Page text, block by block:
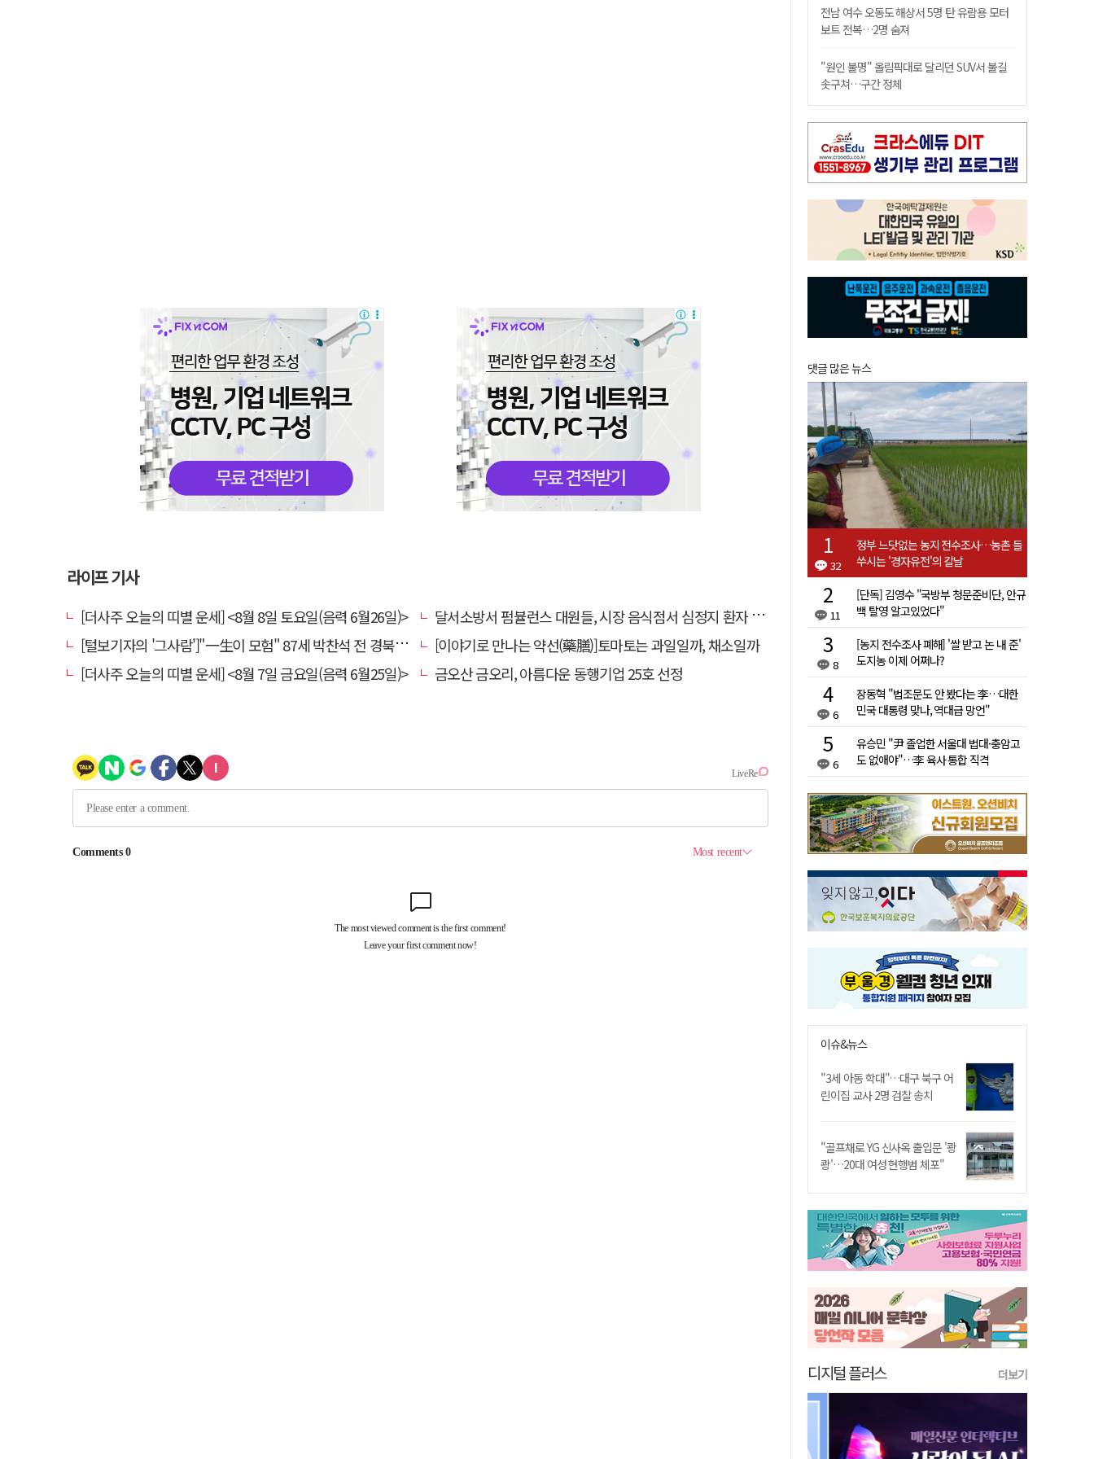
라이프 기사
[더사주 오늘의 띠별 운세] <8월 8일 토요일(음력 6월26일)>
달서소방서 펌뷸런스 대원들, 시장 음식점서 심정지 환자 생명 살려
[털보기자의 '그사람']"一生이 모험" 87세 박찬석 전 경북대 총장
[이야기로 만나는 약선(藥膳)]토마토는 과일일까, 채소일까
[더사주 오늘의 띠별 운세] <8월 7일 금요일(음력 6월25일)>
금오산 금오리, 아름다운 동행기업 25호 선정
전남 여수 오동도 해상서 5명 탄 유람용 모터
보트 전복…2명 숨져
"원인 불명" 올림픽대로 달리던 SUV서 불길
솟구쳐…구간 정체
댓글 많은 뉴스
32
정부 느닷없는 농지 전수조사…농촌 들
쑤시는 '경자유전'의 칼날
11
[단독] 김영수 "국방부 청문준비단, 안규
백 탈영 알고있었다"
8
[농지 전수조사 폐해] '쌀 받고 논 내 준'
도지농 이제 어쩌나?
6
장동혁 "법조문도 안 봤다는 李…대한
민국 대통령 맞나, 역대급 망언"
6
유승민 "尹 졸업한 서울대 법대·충암고
도 없애야"…李 육사 통합 직격
이슈&뉴스
"3세 아동 학대"…대구 북구 어
린이집 교사 2명 검찰 송치
"골프채로 YG 신사옥 출입문 '쾅
쾅'…20대 여성 현행범 체포"
디지털 플러스 더보기